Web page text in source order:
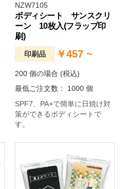
NZW7105
ボディシート サンスクリ
ーン 10枚入(フラップ印
刷)
印刷品 ￥457 ~
200 個の場合 (税込)
最低ご注文数： 1000 個
SPF7、PA+で簡単に日焼け対
策ができるボディシートで
す。